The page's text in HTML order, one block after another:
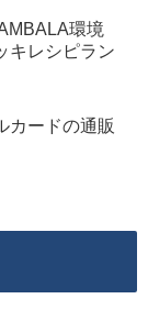
環境
キレシピラン
カードの通販